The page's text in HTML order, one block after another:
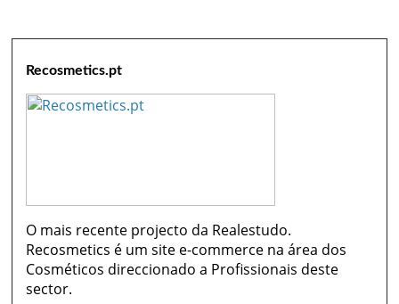
Recosmetics.pt
O mais recente projecto da Realestudo.
Recosmetics é um site e-commerce na área dos
Cosméticos direccionado a Profissionais deste
sector.